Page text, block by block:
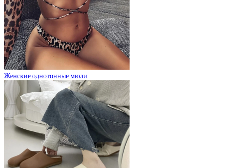
Женские однотонные мюли